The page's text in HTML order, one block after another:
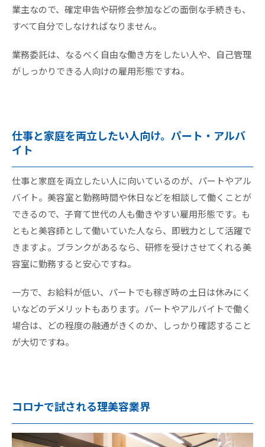
業主なので、確定申告や研修会参加などの面倒な手続きも、
すべて自分でしなければなりません。
業務委託は、なるべく自由な働き方をしたい人や、自己管理
がしっかりできる人向けの雇用形態ですね。
仕事と家庭を両立したい人向け。パート・アルバ
イト
仕事と家庭を両立したい人に向いているのが、パートやアル
バイト。美容室と勤務時間や休日などを相談して働くことが
できるので、子育て世代の人も働きやすい雇用形態です。も
ともと美容師として働いていた人なら、即戦力として活躍で
きますよ。ブランクがあるなら、研修を受けさせてくれる美
容室に勤務すると安心ですね。
一方で、お給料が低い、パートでも稼ぎ時の土日は休みにく
いなどのデメリットもあります。パートやアルバイトで働く
場合は、どの程度の融通がきくのか、しっかり確認すること
が大切ですね。
コロナで試される理美容業界